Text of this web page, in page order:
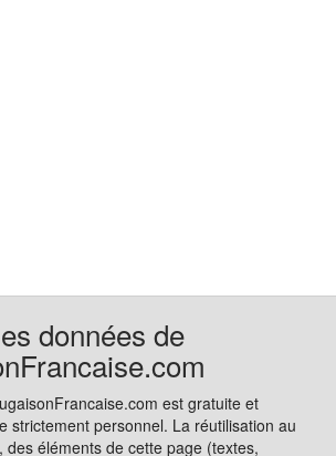
données de
est gratuite et
strictement personnel. La réutilisation au
des éléments de cette page (textes,